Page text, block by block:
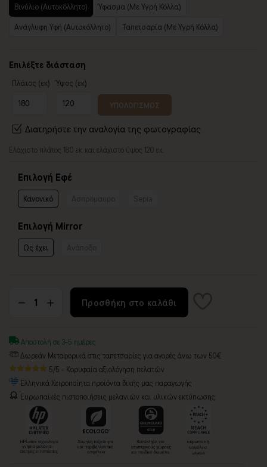
Βινύλιο (Αυτοκόλλητο)
Ύφασμα (Με Υγρή Κόλλα)
Ανάγλυφη Υφή (Αυτοκόλλητο)
Ταπετσαρία (Με Υγρή Κόλλα)
Επιλέξτε διάσταση
Πλάτος (εκ) Ύψος (εκ)
ΥΠΟΛΟΓΙΣΜΟΣ
Διατηρήστε την αναλογία της φωτογραφίας
Ελάχιστο πλάτος 180 εκ. και ελάχιστο ύψος 120 εκ.
Επιλογή Εφέ
Κανονικό
Επιλογή Mirror
Ως έχει
Προσθήκη στο καλάθι
Αποστολή σε 3-5 ημέρες
Δωρεάν Μεταφορικά στις ταπετσαρίες για αγορές άνω των 50€
5/5 - Κορυφαία αξιολόγηση πελατών
Ελληνικά Χειροποίητα προϊόντα δικής μας παραγωγής
Ευρωπαϊκές πιστοποιήσεις μελανιών και υλικών εκτύπωσης: